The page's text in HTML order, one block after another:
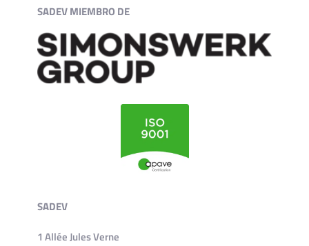
SADEV MIEMBRO DE
SADEV
1 Allée Jules Verne